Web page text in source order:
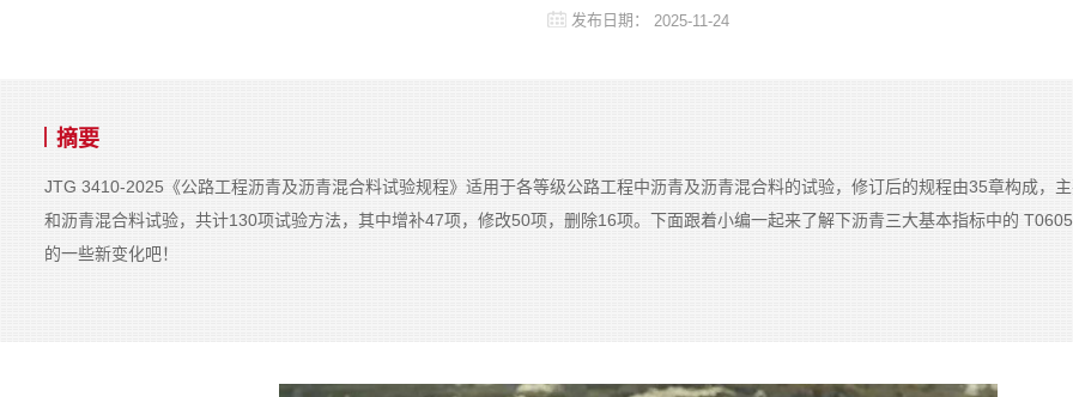
发布日期： 2025-11-24
摘要
JTG 3410-2025《公路工程沥青及沥青混合料试验规程》适用于各等级公路工程中沥青及沥青混合料的试验，修订后的规程由35章构成，
和沥青混合料试验，共计130项试验方法，其中增补47项，修改50项，删除16项。下面跟着小编一起来了解下沥青三大基本指标中的
的一些新变化吧！